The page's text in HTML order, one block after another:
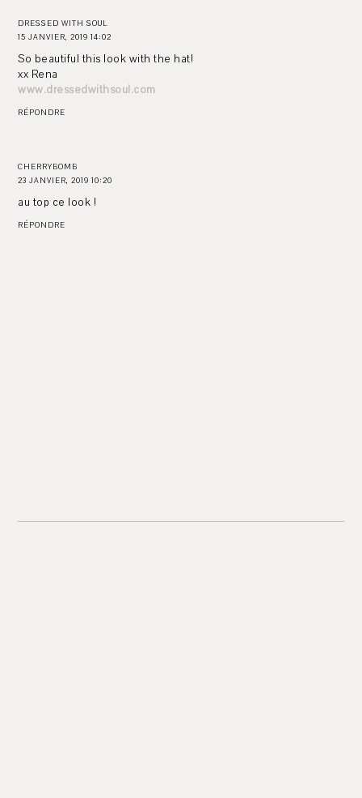
DRESSED WITH SOUL
15 JANVIER, 2019 14:02
So beautiful this look with the hat!
xx Rena
www.dressedwithsoul.com
RÉPONDRE
CHERRYBOMB
23 JANVIER, 2019 10:20
au top ce look !
RÉPONDRE